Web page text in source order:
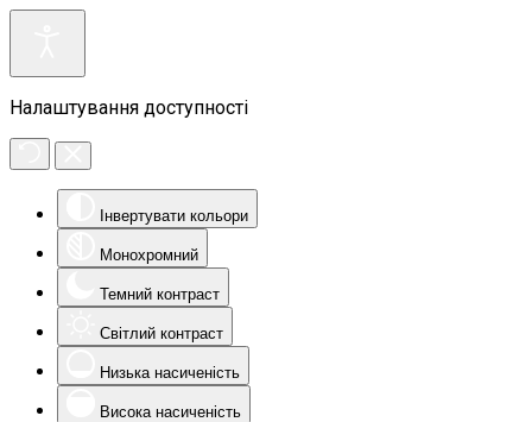
Налаштування доступності
Інвертувати кольори
Монохромний
Темний контраст
Світлий контраст
Низька насиченість
Висока насиченість